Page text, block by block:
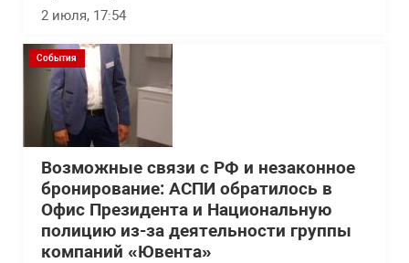
2 июля, 17:54
События
Возможные связи с РФ и незаконное
бронирование: АСПИ обратилось в
Офис Президента и Национальную
полицию из-за деятельности группы
компаний «Ювента»